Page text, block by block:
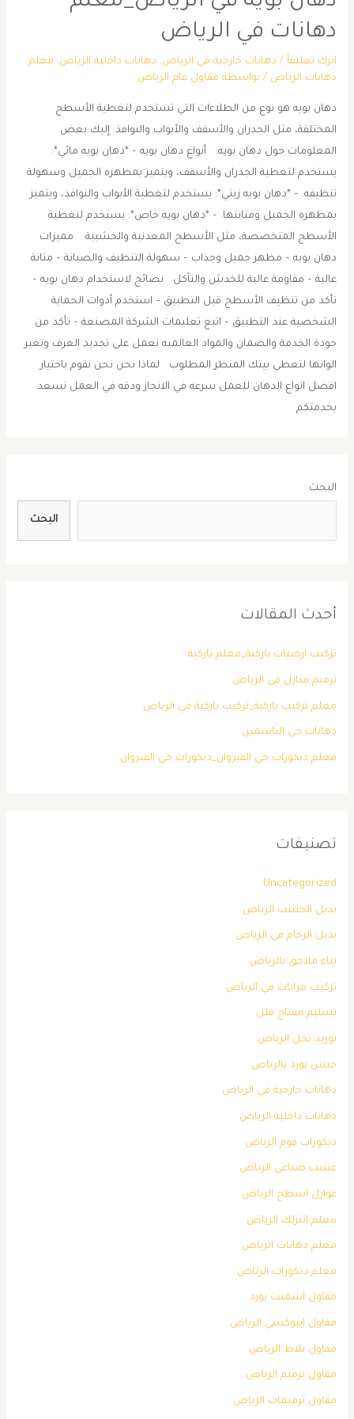
دهانات في الرياض
اترك تعليقاً / دهانات خارجية في الرياض, دهانات داخلية الرياض, معلم
دهانات الرياض / بواسطة مقاول عام الرياض
دهان بويه هو نوع من الطلاءات التي تستخدم لتغطية الأسطح
المختلفة، مثل الجدران والأسقف والأبواب والنوافذ. إليك بعض
المعلومات حول دهان بويه: أنواع دهان بويه – *دهان بويه مائي*:
يستخدم لتغطية الجدران والأسقف، ويتميز بمظهره الجميل وسهولة
تنظيفه. – *دهان بويه زيتي*: يستخدم لتغطية الأبواب والنوافذ، ويتميز
بمظهره الجميل ومتانتها. – *دهان بويه خاص*: يستخدم لتغطية
الأسطح المتخصصة، مثل الأسطح المعدنية والخشبية. مميزات
دهان بويه – مظهر جميل وجذاب – سهولة التنظيف والصيانة – متانة
عالية – مقاومة عالية للخدش والتآكل نصائح لاستخدام دهان بويه –
تأكد من تنظيف الأسطح قبل التطبيق – استخدم أدوات الحماية
الشخصية عند التطبيق – اتبع تعليمات الشركة المصنعة – تأكد من
جودة الخدمة والضمان والمواد العالميه نعمل على تجديد الغرف وتغير
الوانها لتعطي بيتك المنظر المطلوب لماذا نحن نحن نقوم باختيار
افضل انواع الدهان للعمل سرعه في الانجاز ودقه في العمل نسعد
بخدمتكم
البحث
البحث
أحدث المقالات
تركيب ارضيات باركية_معلم باركية
ترميم منازل في الرياض
معلم تركيب باركية_تركيب باركية في الرياض
دهانات حي الياسمين
معلم ديكورات حي القيروان_ديكورات حي القيروان
تصنيفات
Uncategorized
بديل الخشب الرياض
بديل الرخام في الرياض
بناء ملاحق بالرياض
تركيب مرايات في الرياض
تسليم مفتاح فلل
توريد نخل الرياض
جبس بورد بالرياض
دهانات خارجية في الرياض
دهانات داخلية الرياض
ديكورات فوم الرياض
عشب صناعي الرياض
عوازل اسطح الرياض
معلم انترلك الرياض
معلم دهانات الرياض
معلم ديكورات الرياض
مقاول اسمنت بورد
مقاول ايبوكسي الرياض
مقاول بلاط الرياض
مقاول ترميم الرياض
مقاول ترميمات الرياض